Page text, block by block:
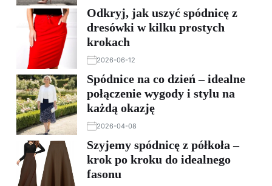
Odkryj, jak uszyć spódnicę z
dresówki w kilku prostych
krokach
2026-06-12
Spódnice na co dzień – idealne
połączenie wygody i stylu na
każdą okazję
2026-04-08
Szyjemy spódnicę z półkoła –
krok po kroku do idealnego
fasonu